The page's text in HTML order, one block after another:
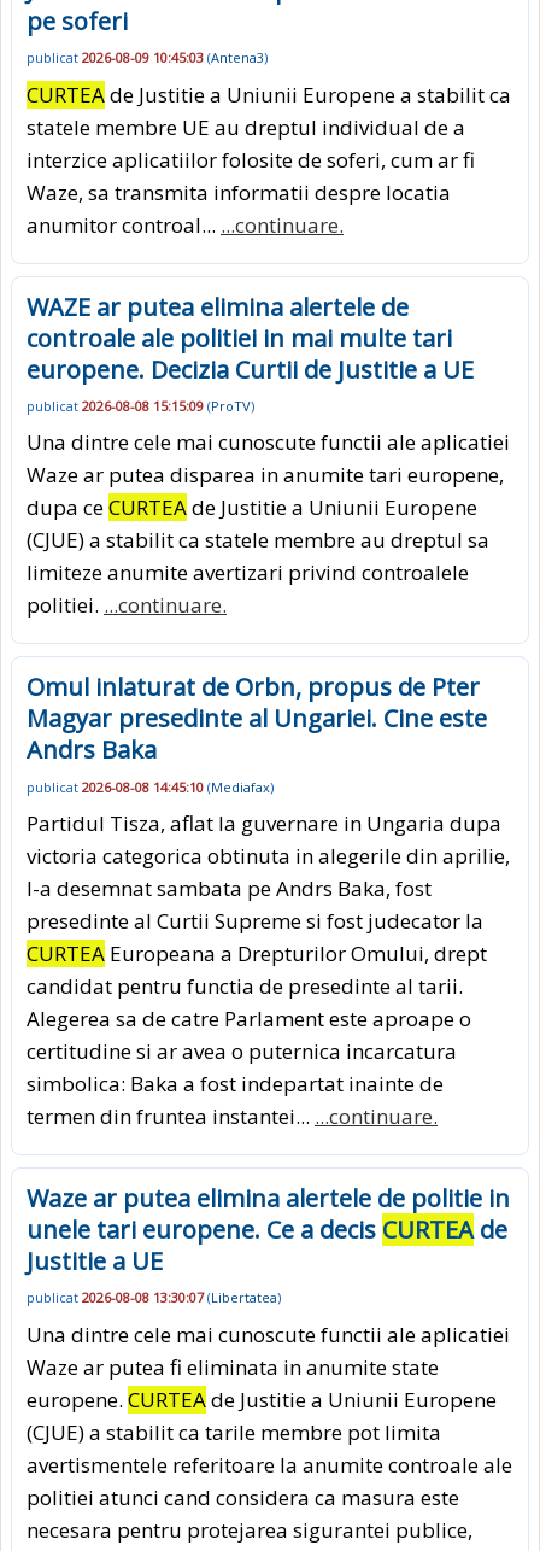
pe soferi
publicat 2026-08-09 10:45:03 (Antena3)
CURTEAde Justitie a Uniunii Europene a stabilit ca
statele membre UE au dreptul individual de a
interzice aplicatiilor folosite de soferi, cum ar fi
Waze, sa transmita informatii despre locatia
anumitor controal... ...continuare.
WAZE ar putea elimina alertele de
controale ale politiei in mai multe tari
europene. Decizia Curtii de Justitie a UE
publicat 2026-08-08 15:15:09 (ProTV)
Una dintre cele mai cunoscute functii ale aplicatiei
Waze ar putea disparea in anumite tari europene,
dupa ceCURTEAde Justitie a Uniunii Europene
(CJUE) a stabilit ca statele membre au dreptul sa
limiteze anumite avertizari privind controalele
politiei. ...continuare.
Omul inlaturat de Orbn, propus de Pter
Magyar presedinte al Ungariei. Cine este
Andrs Baka
publicat 2026-08-08 14:45:10 (Mediafax)
Partidul Tisza, aflat la guvernare in Ungaria dupa
victoria categorica obtinuta in alegerile din aprilie,
l-a desemnat sambata pe Andrs Baka, fost
presedinte al Curtii Supreme si fost judecator la
CURTEA Europeana a Drepturilor Omului, drept
candidat pentru functia de presedinte al tarii.
Alegerea sa de catre Parlament este aproape o
certitudine si ar avea o puternica incarcatura
simbolica: Baka a fost indepartat inainte de
termen din fruntea instantei... ...continuare.
Waze ar putea elimina alertele de politie in
unele tari europene. Ce a decis CURTEAde
Justitie a UE
publicat 2026-08-08 13:30:07(Libertatea)
Una dintre cele mai cunoscute functii ale aplicatiei
Waze ar putea fi eliminata in anumite state
europene. CURTEAde Justitie a Uniunii Europene
(CJUE) a stabilit ca tarile membre pot limita
avertismentele referitoare la anumite controale ale
politiei atunci cand considera ca masura este
necesara pentru protejarea sigurantei publice,